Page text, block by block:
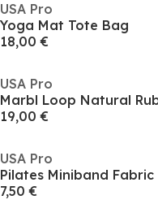
USA Pro
Yoga Mat Tote Bag
18,00 €
USA Pro
19,00 €
USA Pro
7,50 €